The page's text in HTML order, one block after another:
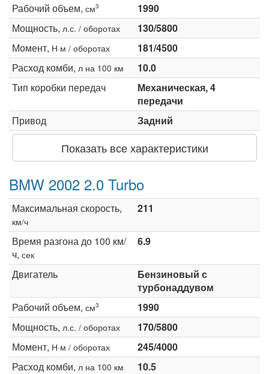
Рабочий объем, см3
1990
Мощность, л.с. / оборотах
130/5800
Момент, Н·м / оборотах
181/4500
Расход комби, л на 100 км
10.0
Тип коробки передач
Механическая, 4
передачи
Привод
Задний
Показать все характеристики
BMW 2002 2.0 Turbo
Максимальная скорость,
км/ч
211
Время разгона до 100 км/
ч, сек
6.9
Двигатель
Бензиновый с
турбонаддувом
Рабочий объем, см3
1990
Мощность, л.с. / оборотах
170/5800
Момент, Н·м / оборотах
245/4000
Расход комби, л на 100 км
10.5